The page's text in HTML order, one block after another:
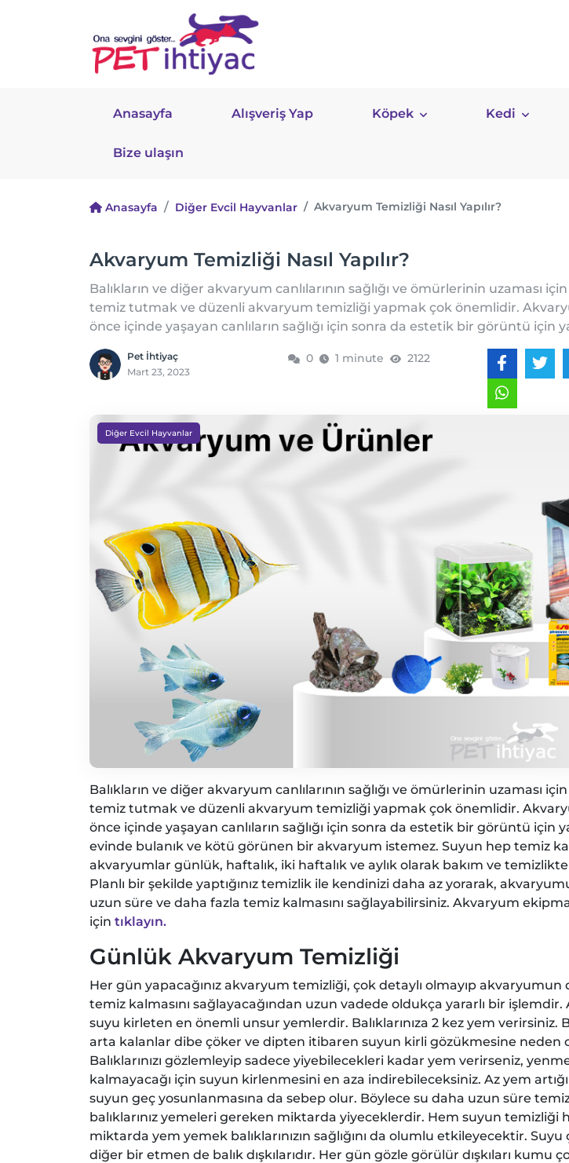
Anasayfa Alışveriş Yap Köpek Kedi
Bize ulaşın
Anasayfa Diğer Evcil Hayvanlar Akvaryum Temizliği Nasıl Yapılır?
Akvaryum Temizliği Nasıl Yapılır?
Balıkların ve diğer akvaryum canlılarının sağlığı ve ömürlerinin uzaması
temiz tutmak ve düzenli akvaryum temizliği yapmak çok önemlidir.
önce içinde yaşayan canlıların sağlığı için sonra da estetik bir görüntü için
Pet İhtiyaç
Mart 23, 2023
0 1 minute 2122
Diğer Evcil Hayvanlar
Balıkların ve diğer akvaryum canlılarının sağlığı ve ömürlerinin uzaması
temiz tutmak ve düzenli akvaryum temizliği yapmak çok önemlidir.
önce içinde yaşayan canlıların sağlığı için sonra da estetik bir görüntü için
evinde bulanık ve kötü görünen bir akvaryum istemez. Suyun hep temiz
akvaryumlar günlük, haftalık, iki haftalık ve aylık olarak bakım ve
Planlı bir şekilde yaptığınız temizlik ile kendinizi daha az yorarak,
uzun süre ve daha fazla temiz kalmasını sağlayabilirsiniz. Akvaryum
için tıklayın.
Günlük Akvaryum Temizliği
Her gün yapacağınız akvaryum temizliği, çok detaylı olmayıp akvaryumun
temiz kalmasını sağlayacağından uzun vadede oldukça yararlı bir
suyu kirleten en önemli unsur yemlerdir. Balıklarınıza 2 kez yem verirsiniz.
arta kalanlar dibe çöker ve dipten itibaren suyun kirli gözükmesine neden
Balıklarınızı gözlemleyip sadece yiyebilecekleri kadar yem verirseniz,
kalmayacağı için suyun kirlenmesini en aza indirebileceksiniz. Az yem
suyun geç yosunlanmasına da sebep olur. Böylece su daha uzun süre
balıklarınız yemeleri gereken miktarda yiyeceklerdir. Hem suyun temizliği
miktarda yem yemek balıklarınızın sağlığını da olumlu etkileyecektir.
diğer bir etmen de balık dışkılarıdır. Her gün gözle görülür dışkıları kumu